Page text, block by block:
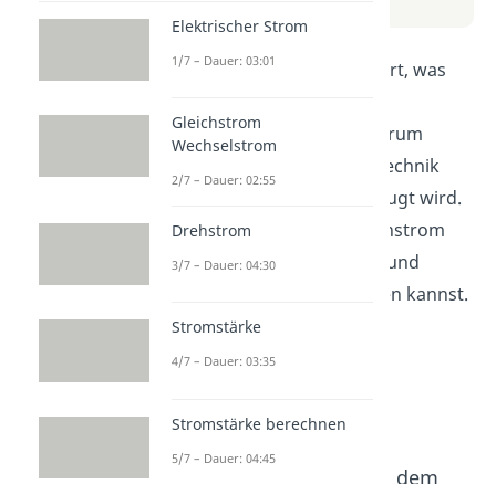
In diesem Video wird erklärt, was
funktioniert. Du lernst, warum
Drehstrom in der Elektrotechnik
wichtig ist und wie er erzeugt wird.
Wir zeigen dir, wie du Drehstrom
anhand von Schaubildern und
Beispielen besser verstehen kannst.
Beliebte Inhalte aus dem
Elektrischer Strom
1/7 – Dauer: 03:01
Gleichstrom
Wechselstrom
2/7 – Dauer: 02:55
Drehstrom
3/7 – Dauer: 04:30
Stromstärke
4/7 – Dauer: 03:35
Stromstärke berechnen
5/7 – Dauer: 04:45